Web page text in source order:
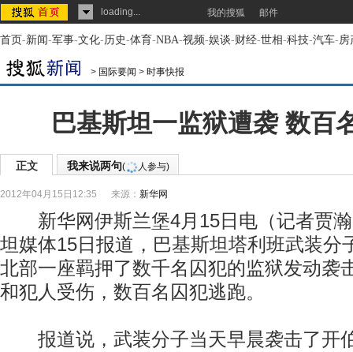
loading... 我的搜狐 邮件
首页-新闻-军事-文化-历史-体育-NBA-视频-娱谈-财经-世相-科技-汽车-房
> 国际要闻 > 时事快报
巴基斯坦一监狱遭袭 数百
正文 我来说两句( 人参与)
2012年04月15日12:35 来源： 新华网
新华网伊斯兰堡4月15日电（记者贾瀚
坦媒体15日报道，巴基斯坦塔利班武装分
北部一座羁押了数千名囚犯的监狱发动袭
和犯人受伤，数百名囚犯逃跑。
报道说，武装分子当天早晨袭击了开